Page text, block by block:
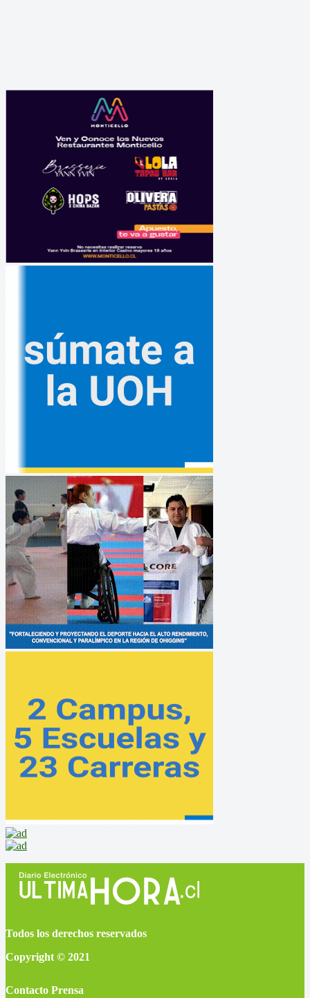
Todos los derechos reservados
Copyright © 2021
Contacto Prensa